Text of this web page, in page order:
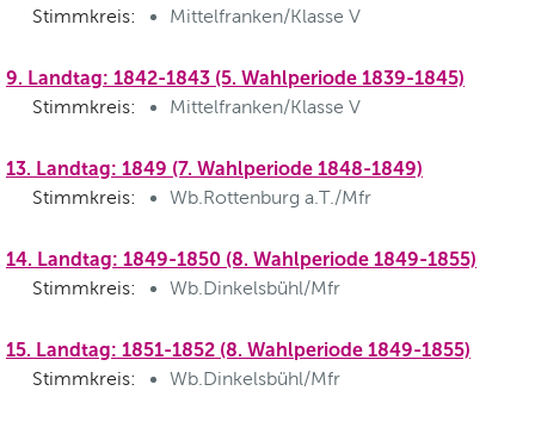
Stimmkreis: Mittelfranken/Klasse V
9. Landtag: 1842-1843 (5. Wahlperiode 1839-1845)
Stimmkreis: Mittelfranken/Klasse V
13. Landtag: 1849 (7. Wahlperiode 1848-1849)
Stimmkreis: Wb.Rottenburg a.T./Mfr
14. Landtag: 1849-1850 (8. Wahlperiode 1849-1855)
Stimmkreis: Wb.Dinkelsbühl/Mfr
15. Landtag: 1851-1852 (8. Wahlperiode 1849-1855)
Stimmkreis: Wb.Dinkelsbühl/Mfr